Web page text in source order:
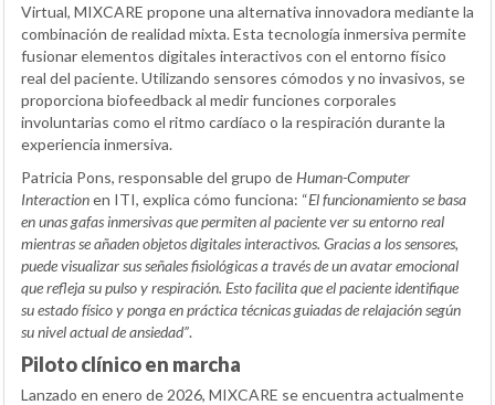
Virtual, MIXCARE propone una alternativa innovadora mediante la
combinación de realidad mixta. Esta tecnología inmersiva permite
fusionar elementos digitales interactivos con el entorno físico
real del paciente. Utilizando sensores cómodos y no invasivos, se
proporciona biofeedback al medir funciones corporales
involuntarias como el ritmo cardíaco o la respiración durante la
experiencia inmersiva.
Patricia Pons, responsable del grupo deHuman-Computer
Interactionen ITI, explica cómo funciona: “El funcionamiento se basa
en unas gafas inmersivas que permiten al paciente ver su entorno real
mientras se añaden objetos digitales interactivos. Gracias a los sensores,
puede visualizar sus señales fisiológicas a través de un avatar emocional
que refleja su pulso y respiración. Esto facilita que el paciente identifique
su estado físico y ponga en práctica técnicas guiadas de relajación según
su nivel actual de ansiedad”.
Piloto clínico en marcha
Lanzado en enero de 2026, MIXCARE se encuentra actualmente